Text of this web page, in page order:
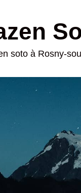
soto à Rosny-